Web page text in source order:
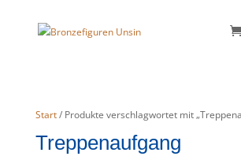
Start/ Produkte verschlagwortet mit
Treppenaufgang